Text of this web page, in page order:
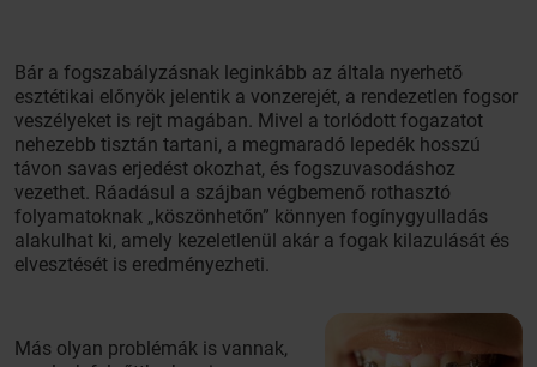
Bár a fogszabályzásnak leginkább az általa nyerhető
esztétikai előnyök jelentik a vonzerejét, a rendezetlen fogsor
veszélyeket is rejt magában. Mivel a torlódott fogazatot
nehezebb tisztán tartani, a megmaradó lepedék hosszú
távon savas erjedést okozhat, és fogszuvasodáshoz
vezethet. Ráadásul a szájban végbemenő rothasztó
folyamatoknak „köszönhetőn” könnyen fogínygyulladás
alakulhat ki, amely kezeletlenül akár a fogak kilazulását és
elvesztését is eredményezheti.
Más olyan problémák is vannak,